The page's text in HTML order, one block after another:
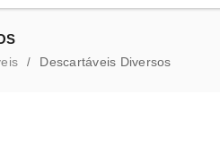
/ Descartáveis Diversos